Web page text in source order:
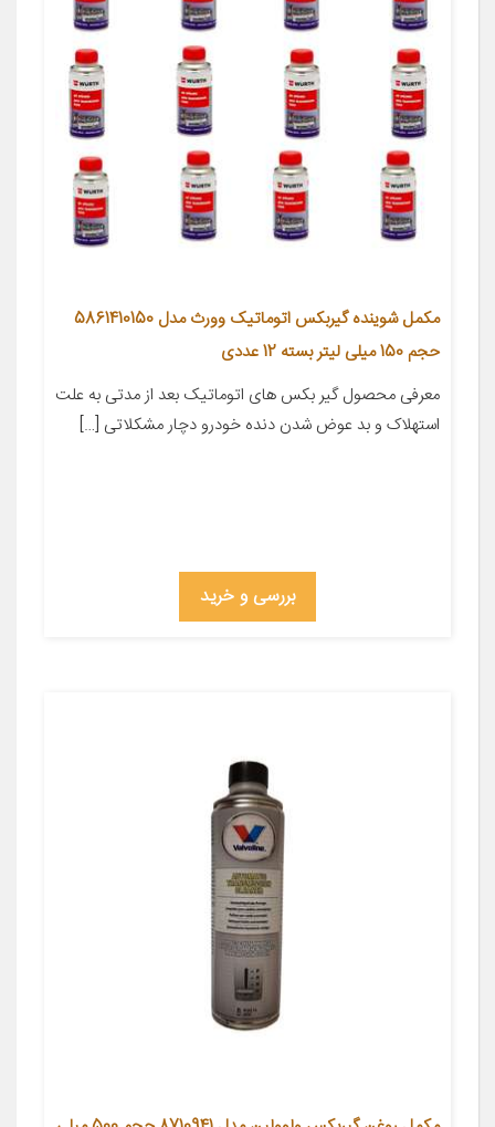
مکمل شوینده گیربکس اتوماتیک وورث مدل 5861410150
حجم 150 میلی لیتر بسته 12 عددی
معرفی محصول گیر بکس های اتوماتیک بعد از مدتی به علت
استهلاک و بد عوض شدن دنده خودرو دچار مشکلاتی […]
بررسی و خرید